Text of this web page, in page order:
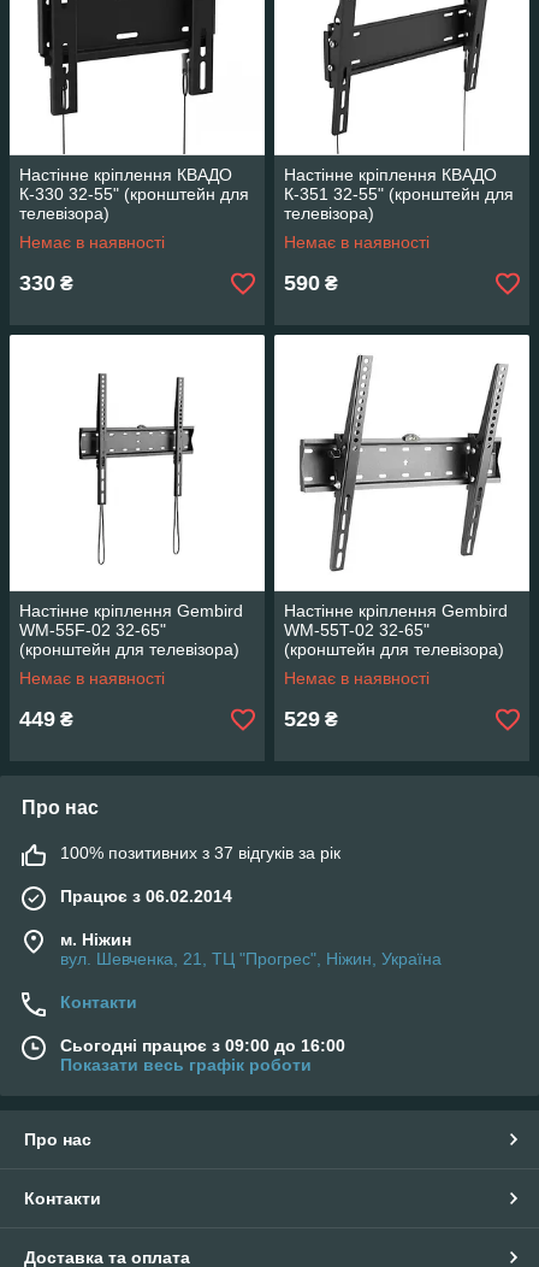
Настінне кріплення КВАДО
К-330 32-55" (кронштейн для
телевізора)
Немає в наявності
330 ₴
Настінне кріплення КВАДО
К-351 32-55" (кронштейн для
телевізора)
Немає в наявності
590 ₴
Настінне кріплення Gembird
WM-55F-02 32-65"
(кронштейн для телевізора)
Немає в наявності
449 ₴
Настінне кріплення Gembird
WM-55T-02 32-65"
(кронштейн для телевізора)
Немає в наявності
529 ₴
Про нас
100% позитивних з 37 відгуків за рік
Працює з 06.02.2014
м. Ніжин
вул. Шевченка, 21, ТЦ "Прогрес", Ніжин, Україна
Контакти
Сьогодні працює з 09:00 до 16:00
Показати весь графік роботи
Про нас
Контакти
Доставка та оплата